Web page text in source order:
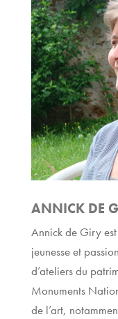
ANNICK DE
Annick de Giry
jeunesse et
d’ateliers du
Monuments
de l’art,